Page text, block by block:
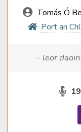
Tomás Ó
Port an
··· leor